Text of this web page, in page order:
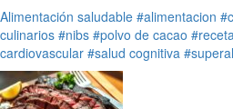
Alimentación saludable #alimentacion
culinarios #nibs #polvo de cacao
cardiovascular #salud cognitiva